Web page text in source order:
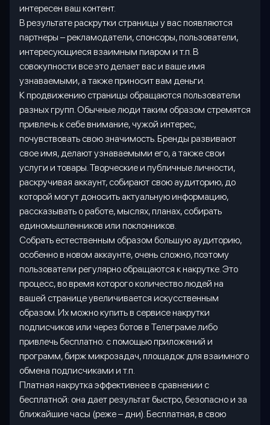
интересен ваш контент.
В результате раскрутки страницы у вас появляются
партнеры – рекламодатели, спонсоры, пользователи,
интересующиеся взаимным пиаром и т.п. В
совокупности все это делает вас и ваше имя
узнаваемыми, а также приносит вам деньги.
К продвижению страницы обращаются пользователи
разных групп. Обычные люди таким образом стремятся
привлечь к себе внимание, чужой интерес,
почувствовать свою значимость. Бренды развивают
свое имя, делают узнаваемыми его, а также свои
услуги и товары. Творческие и публичные личности,
раскручивая аккаунт, собирают свою аудиторию, до
которой могут доносить актуальную информацию,
рассказывать о работе, мыслях, планах, собирать
единомышленников или поклонников.
Собрать естественным образом большую аудиторию,
особенно в новом аккаунте, очень сложно, поэтому
пользователи регулярно обращаются к накрутке. Это
процесс, во время которого количество людей на
вашей странице увеличивается искусственным
образом. Их можно купить в сервисе накрутки
подписчиков или через ботов в Телеграме либо
привлечь бесплатно: с помощью приложений и
программ, бирж микрозадач, площадок для взаимного
обмена подписчиками и т.п.
Платная накрутка эффективнее в сравнении с
бесплатной: она дает результат быстро, безопасно и за
ближайшие часы (реже – дни). Бесплатная, в свою